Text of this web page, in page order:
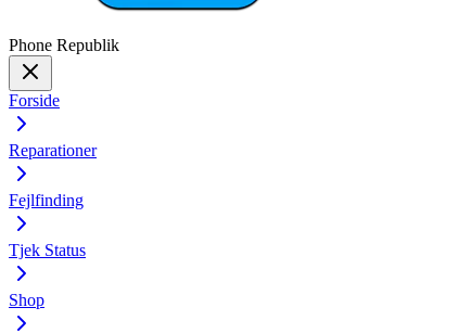
Phone Republik
Forside
Reparationer
Fejlfinding
Tjek Status
Shop